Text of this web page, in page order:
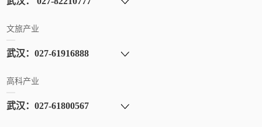
文旅产业
高科产业